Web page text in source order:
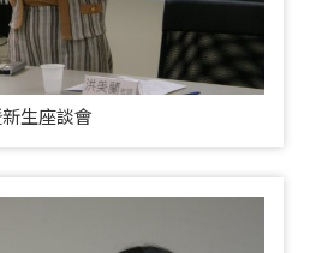
生座談會